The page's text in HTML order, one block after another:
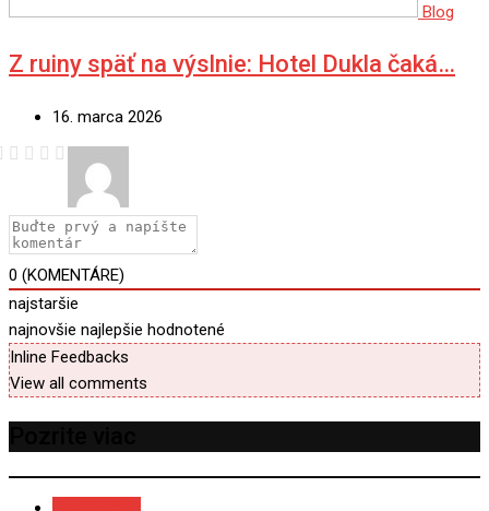
Blog
Z ruiny späť na výslnie: Hotel Dukla čaká…
16. marca 2026
0 (KOMENTÁRE)
najstaršie
najnovšie najlepšie hodnotené
Inline Feedbacks
View all comments